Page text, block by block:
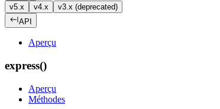
v5.x
v4.x
v3.x (deprecated)
API
Aperçu
express()
Aperçu
Méthodes